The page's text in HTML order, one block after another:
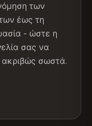
στο
από ξηραμένο
Walls — πάνω
καμβά:
·
το εντός
ερωτήσεις,
Θα
της επιστροφής
των
έως τη
- ώστε η
σας να
ακριβώς σωστά.